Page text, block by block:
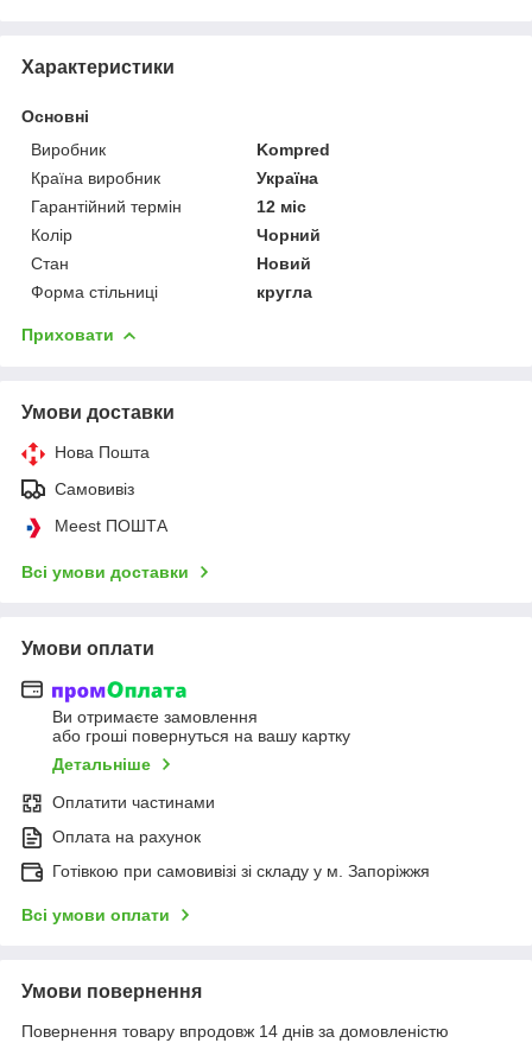
Характеристики
Основні
Виробник
Kompred
Країна виробник
Україна
Гарантійний термін
12 міс
Колір
Чорний
Стан
Новий
Форма стільниці
кругла
Приховати
Умови доставки
Нова Пошта
Самовивіз
Meest ПОШТА
Всі умови доставки
Умови оплати
Ви отримаєте замовлення
або гроші повернуться на вашу картку
Детальніше
Оплатити частинами
Оплата на рахунок
Готівкою при самовивізі зі складу у м. Запоріжжя
Всі умови оплати
Умови повернення
Повернення товару впродовж 14 днів за домовленістю